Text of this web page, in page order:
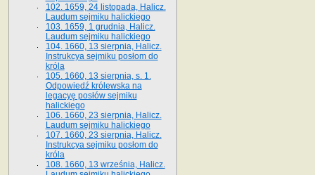
102. 1659, 24 listopada, Halicz.
Laudum sejmiku halickiego
103. 1659, 1 grudnia, Halicz.
Laudum sejmiku halickiego
104. 1660, 13 sierpnia, Halicz.
Instrukcya sejmiku posłom do
króla
105. 1660, 13 sierpnia, s. 1.
Odpowiedź królewska na
legacyę posłów sejmiku
halickiego
106. 1660, 23 sierpnia, Halicz.
Laudum sejmiku halickiego
107. 1660, 23 sierpnia, Halicz.
Instrukcya sejmiku posłom do
króla
108. 1660, 13 września, Halicz.